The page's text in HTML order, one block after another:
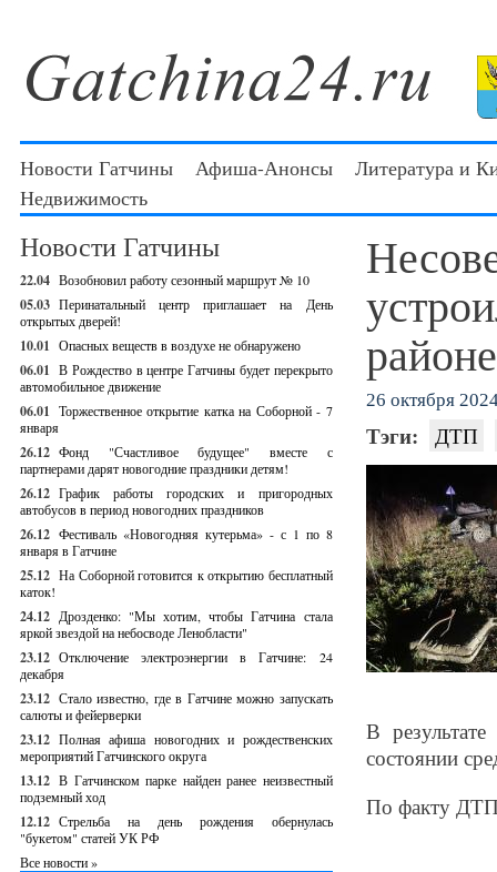
Новости Гатчины Афиша-Анонсы
Литература и
Недвижимость
Новости Гатчины
22.04 Возобновил работу сезонный маршрут № 10
05.03 Перинатальный центр приглашает на День
открытых дверей!
10.01 Опасных веществ в воздухе не обнаружено
06.01 В Рождество в центре Гатчины будет перекрыто
автомобильное движение
06.01 Торжественное открытие катка на Соборной - 7
января
26.12 Фонд "Счастливое будущее" вместе с
партнерами дарят новогодние праздники детям!
26.12 График работы городских и пригородных
автобусов в период новогодних праздников
26.12 Фестиваль «Новогодняя кутерьма» - с 1 по 8
января в Гатчине
25.12 На Соборной готовится к открытию бесплатный
каток!
24.12 Дрозденко: "Мы хотим, чтобы Гатчина стала
яркой звездой на небосводе Ленобласти"
23.12 Отключение электроэнергии в Гатчине: 24
декабря
23.12 Стало известно, где в Гатчине можно запускать
салюты и фейерверки
23.12 Полная афиша новогодних и рождественских
мероприятий Гатчинского округа
13.12 В Гатчинском парке найден ранее неизвестный
подземный ход
12.12 Стрельба на день рождения обернулась
"букетом" статей УК РФ
Все новости »
районе
26 октября
Тэги: ДТП
В
состоянии
По факту ДТП